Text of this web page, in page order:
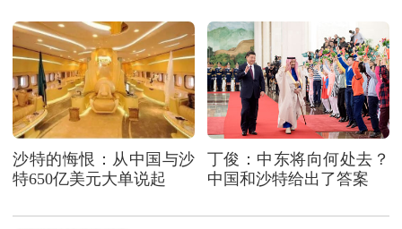
沙特的悔恨：从中国与沙
特650亿美元大单说起
丁俊：中东将向何处去？
中国和沙特给出了答案